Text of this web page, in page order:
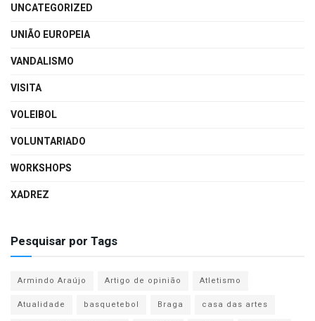
UNCATEGORIZED
UNIÃO EUROPEIA
VANDALISMO
VISITA
VOLEIBOL
VOLUNTARIADO
WORKSHOPS
XADREZ
Pesquisar por Tags
Armindo Araújo Artigo de opinião
Atletismo
Atualidade
basquetebol Braga
casa das artes